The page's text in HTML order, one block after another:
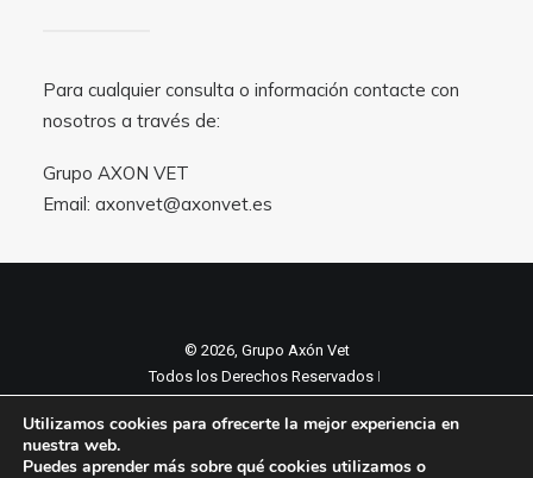
Para cualquier consulta o información contacte con
nosotros a través de:
Grupo AXON VET
Email: axonvet@axonvet.es
© 2026, Grupo Axón Vet
Todos los Derechos Reservados ǀ
Política de cookies
Utilizamos cookies para ofrecerte la mejor experiencia en
nuestra web.
Puedes aprender más sobre qué cookies utilizamos o